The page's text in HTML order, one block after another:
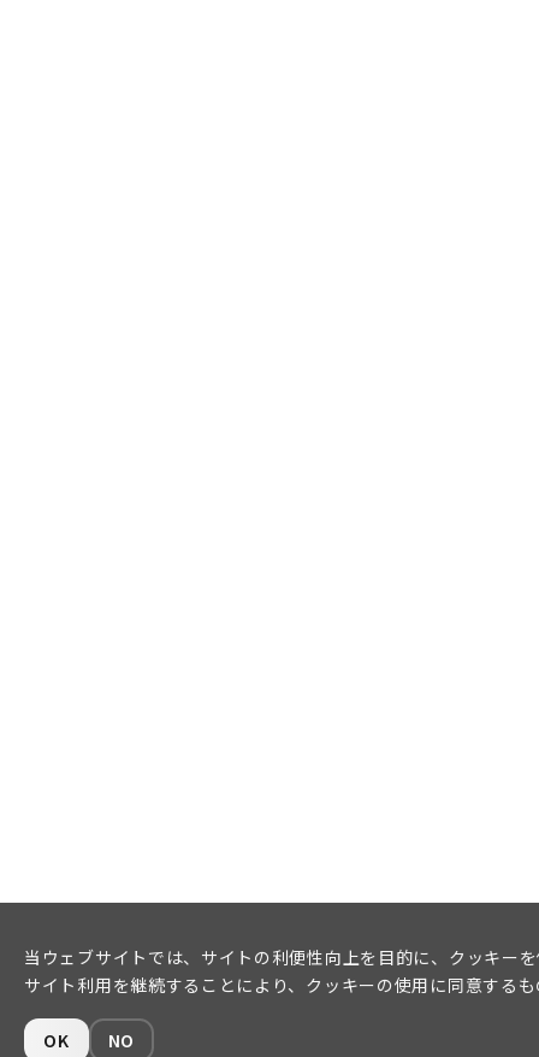
当ウェブサイトでは、サイトの利便性向上を目的に、クッキー
サイト利用を継続することにより、クッキーの使用に同意する
OK NO